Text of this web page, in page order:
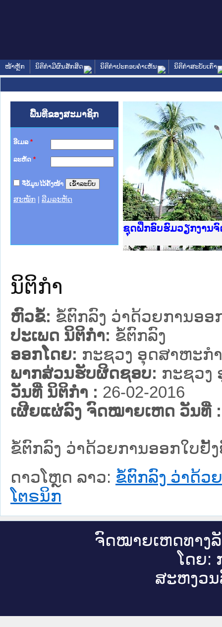
ໜ້າຫຼັກ ນິຕິກໍາມີຜົນສັກສິດ ນິຕິກໍາປະກອບຄໍາເຫັນ ນິຕິກໍາສະບັບເກົ່າ
ພື້ນທີ່ຂອງສະມາຊິກ
ອີເມລ *
ລະຫັດ *
ຈື່ຂໍ້ມູນໄວ້ຄັ້ງໜ້າ
ສະໝັກ ລືມລະຫັດ
Ministry of Justice
ເຜີຍແຜ່ວັບໄຊຈົດໝາຍ
ກະຊວງຍຸຕິທຳ
ຊຸດຝຶກອົບຮົມວຽກງານ
ກອງປະຊຸມທົບທວນຄືນ
ຝຶກອົບຮົມ ຜູ່ປະສານງາ
ຝຶກອົບຮົມ ຜູ່ປະສານງາ
ເຜີຍແຜ່ແອັບກົດໝາຍລ
ເຜີຍແຜ່ແອັບກົດໝາຍລ
ຍົກລະດັບວຽກງານຈົດ
ຊຸດຝຶກອົບຮົມວຽກງານ
ນິຕິກໍາ
ຫົວຂໍ້: ຂໍ້ຕົກລົງ ວ່າດ້ວຍການອອ
ປະເພດ ນິຕິກໍາ: ຂໍ້ຕົກລົງ
ອອກໂດຍ: ກະຊວງ ອຸດສາຫະກ
ພາກສ່ວນຮັບຜິດຊອບ: ກະຊວງ
ວັນທີ່ ນິຕິກໍາ : 26-02-2016
ເຜີຍແຜ່ລົງ ຈົດໝາຍເຫດ ວັນທີ່ :
ຂໍ້ຕົກລົງ ວ່າດ້ວຍການອອກໃບຢັ້
ດາວໂຫຼດ ລາວ: ຂໍ້ຕົກລົງ ວ່າດ້ວ
ໂຕຣນິກ
ຈົດ​ໝາຍ​ເຫດ​ທາງ​
ໂດຍ:
ສະ​ຫງວນ​